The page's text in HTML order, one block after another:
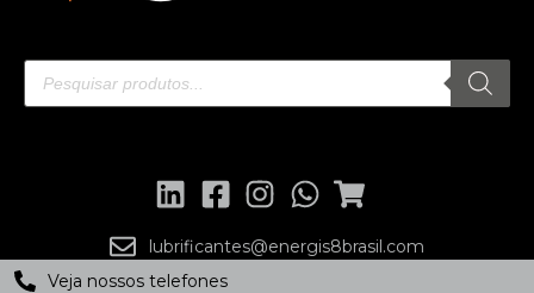
lubrificantes@energis8brasil.com
Veja nossos telefones